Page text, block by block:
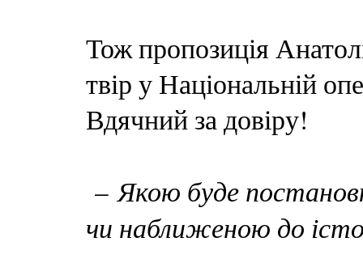
Тож пропозиція
твір у Національній
Вдячний за довіру!
–Якою буде
чи наближеною до